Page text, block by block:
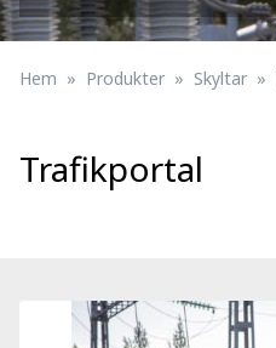
Hem Produkter Skyltar
Trafikportal